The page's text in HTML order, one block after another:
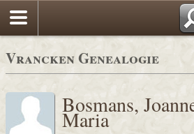
Vrancken Genealogie
Bosmans,
Maria